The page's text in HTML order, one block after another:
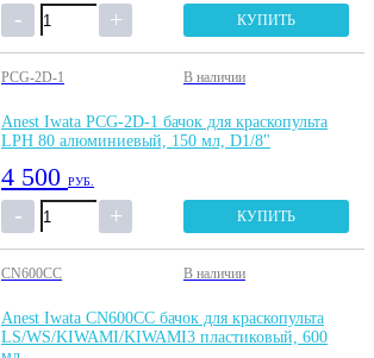
КУПИТЬ
PCG-2D-1 В наличии
Anest Iwata PCG-2D-1 бачок для краскопульта
LPH 80 алюминиевый, 150 мл, D1/8"
4 500 РУБ.
КУПИТЬ
CN600CC В наличии
Anest Iwata CN600CC бачок для краскопульта
LS/WS/KIWAMI/KIWAMI3 пластиковый, 600